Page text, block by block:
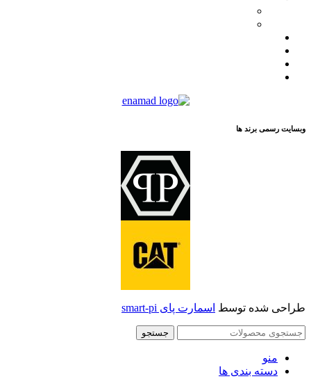
وبسایت رسمی برند ها
طراحی شده توسط اسمارت پای smart-pi
جستجو
منو
دسته بندی ها